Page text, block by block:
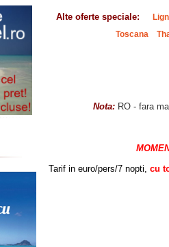
Alte oferte speciale:
Toscana
Nota:RO - fara
Tarif in euro/pers/7 nopti, cu